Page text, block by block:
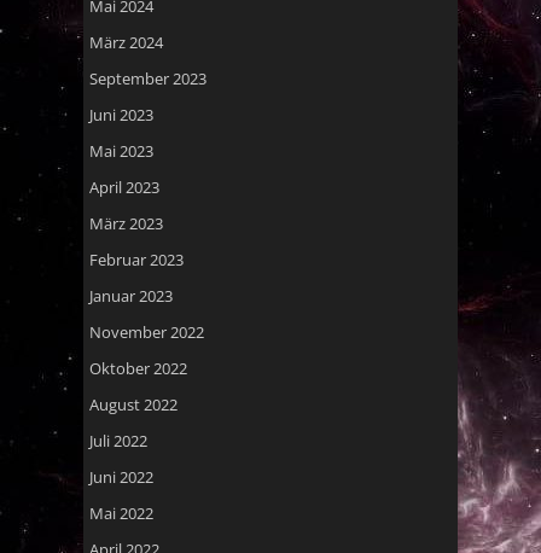
Mai 2024
März 2024
September 2023
Juni 2023
Mai 2023
April 2023
März 2023
Februar 2023
Januar 2023
November 2022
Oktober 2022
August 2022
Juli 2022
Juni 2022
Mai 2022